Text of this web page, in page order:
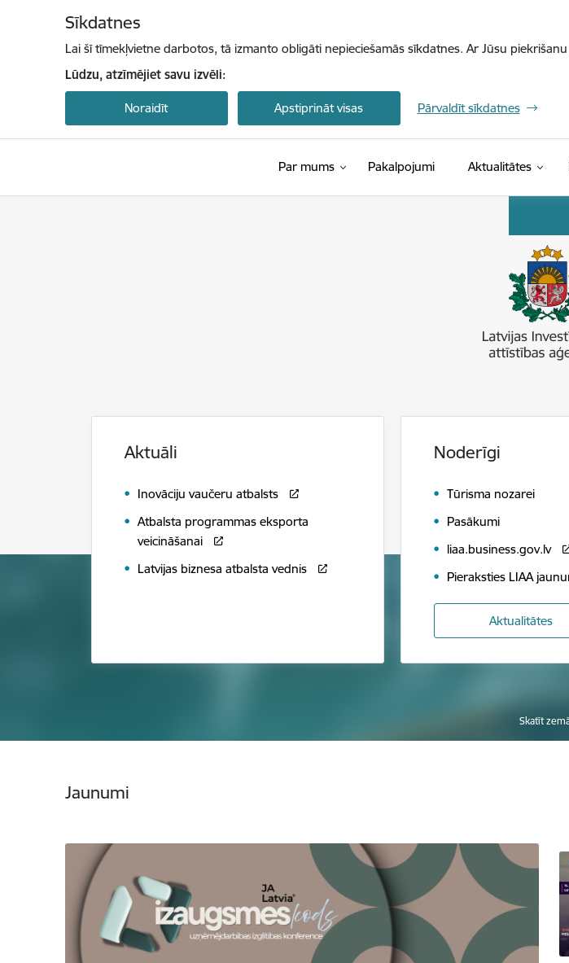
Sīkdatnes
Lai šī tīmekļvietne darbotos, tā izmanto obligāti nepieciešamās sīkdatnes. Ar Jūsu
Lūdzu, atzīmējiet savu izvēli:
Noraidīt Apstiprināt visas Pārvaldīt sīkdatnes
Par mums Pakalpojumi Aktualitātes
Aktuāli
Inovāciju vaučeru atbalsts
Atbalsta programmas eksporta
veicināšanai
Latvijas biznesa atbalsta vednis
Noderīgi
Tūrisma nozarei
Pasākumi
liaa.business.gov.lv
Pieraksties LIAA
Aktualitātes
Skatīt
Jaunumi